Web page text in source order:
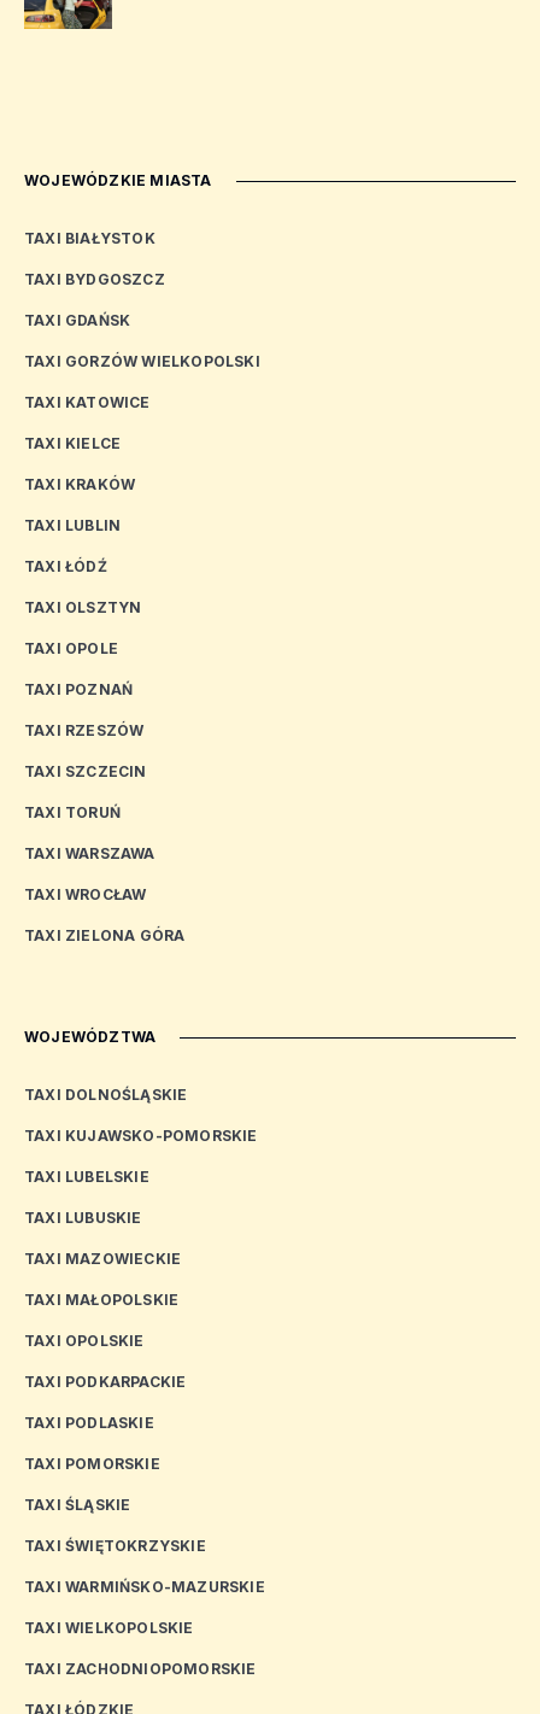
WOJEWÓDZKIE MIASTA
TAXI BIAŁYSTOK
TAXI BYDGOSZCZ
TAXI GDAŃSK
TAXI GORZÓW WIELKOPOLSKI
TAXI KATOWICE
TAXI KIELCE
TAXI KRAKÓW
TAXI LUBLIN
TAXI ŁÓDŹ
TAXI OLSZTYN
TAXI OPOLE
TAXI POZNAŃ
TAXI RZESZÓW
TAXI SZCZECIN
TAXI TORUŃ
TAXI WARSZAWA
TAXI WROCŁAW
TAXI ZIELONA GÓRA
WOJEWÓDZTWA
TAXI DOLNOŚLĄSKIE
TAXI KUJAWSKO-POMORSKIE
TAXI LUBELSKIE
TAXI LUBUSKIE
TAXI MAZOWIECKIE
TAXI MAŁOPOLSKIE
TAXI OPOLSKIE
TAXI PODKARPACKIE
TAXI PODLASKIE
TAXI POMORSKIE
TAXI ŚLĄSKIE
TAXI ŚWIĘTOKRZYSKIE
TAXI WARMIŃSKO-MAZURSKIE
TAXI WIELKOPOLSKIE
TAXI ZACHODNIOPOMORSKIE
TAXI ŁÓDZKIE